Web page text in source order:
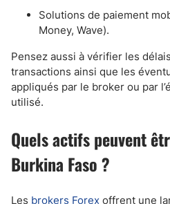
Solutions de paiement
Money, Wave).
Pensez aussi à vérifier les
transactions ainsi que les
appliqués par le broker ou par
utilisé.
Quels actifs peuvent
Burkina Faso ?
Les brokers Forex offrent une